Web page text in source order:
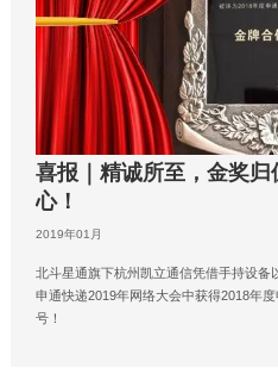
喜报｜精诚所至，金奖归
心！
2019年01月
北斗星通旗下杭州凯立通信凭借手持设备
申通快递2019年网络大会中获得2018年
号！